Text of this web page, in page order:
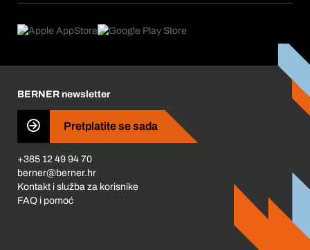
Što nas pokreće
Business Conduct
BERNER newsletter
Pretplatite se sada
+385 12 49 94 70
berner@berner.hr
Kontakt i služba za korisnike
FAQ i pomoć